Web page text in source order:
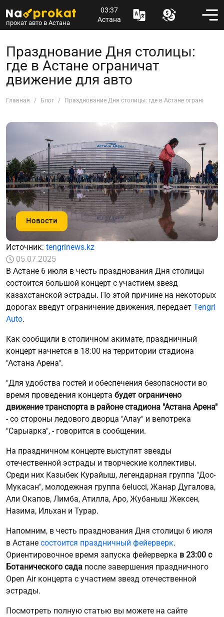
прокат авто в Астана
03:37
Астана
Празднование Дня столицы:
где в Астане ограничат
движение для авто
Главная Блог Празднование Дня столицы: где в Астане ограничат
Новости
Источник: tengrinews.kz
05.07.2025
В Астане 6 июля в честь празднования Дня столицы
состоится большой концерт с участием звезд
казахстанской эстрады. По этой причине на некоторых
дорогах введут ограничение движения, передает Tengri
Auto.
Как сообщили в столичном акимате, праздничный
концерт начнется в 18:00 на территории стадиона
"Астана Арена".
"Для удобства гостей и обеспечения безопасности во
время проведения концерта будет ограничено
движение транспорта в районе стадиона "Астана Арена"
- со стороны ледового дворца "Алау" и велотрека
"Сарыарка", - говорится в сообщении.
На праздничном концерте выступят звезды
отечественной эстрады и творческие коллективы.
Среди них Казыбек Курайыш, легендарная группа "Дос-
Мукасан", молодежная группа 6elucci, Жанар Дугалова,
Али Окапов, Лимба, Атилла, Аро, Жубаныш Жексен,
Назима, Ильхан и Турар.
Напомним, в честь празднования Дня столицы 6 июля
в Астане состоится праздничный фейерверк.
Ориентировочное время запуска фейерверка в 23:00 с
Ботанического сада после завершения праздничного
Open Air концерта с участием звезд отечественной
эстрады.
Посмотреть полную статью вы можете на сайте